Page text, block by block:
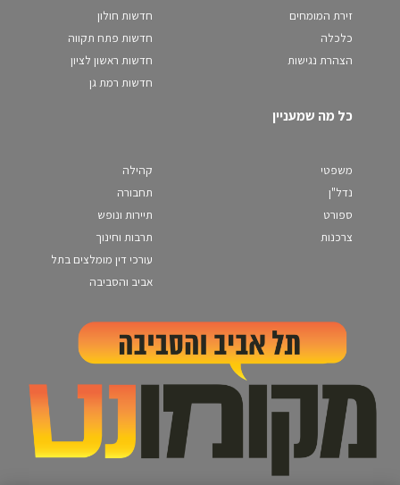
זירת המומחים
כלכלה
הצהרת נגישות
חדשות חולון
חדשות פתח תקווה
חדשות ראשון לציון
חדשות רמת גן
כל מה שמעניין
משפטי
נדל"ן
ספורט
צרכנות
קהילה
תחבורה
תיירות ונופש
תרבות וחינוך
עורכי דין מומלצים בתל
אביב והסביבה